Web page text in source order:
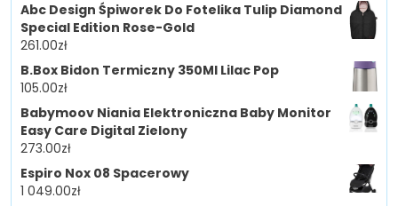
Abc Design Śpiworek Do Fotelika Tulip Diamond
Special Edition Rose-Gold
261.00zł
B.Box Bidon Termiczny 350Ml Lilac Pop
105.00zł
Babymoov Niania Elektroniczna Baby Monitor
Easy Care Digital Zielony
273.00zł
Espiro Nox 08 Spacerowy
1 049.00zł